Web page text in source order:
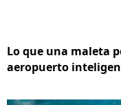
Lo que una maleta
aeropuerto